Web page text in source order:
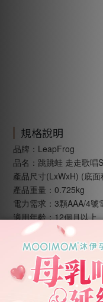
規格說明
品牌：LeapFrog
品名：跳跳蛙 走走歌唱
產品尺寸(LxWxH) (底
產品重量：0.725kg
電力需求：3顆AAA/4號
適用年齡：12個月以上
產地：美國規格，中國製
BSMI：M38876
【注意事項】
本產品不適用超商取貨